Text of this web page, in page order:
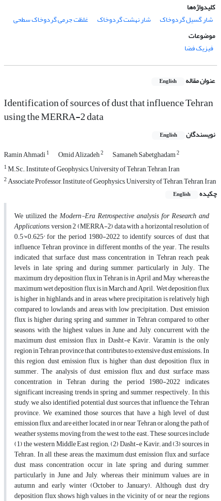
کلیدواژه‌ها
شار گسیل گردوخاک
شار نهشت گردوخاک
غلظت جرمی گردوخاک سطحی
موضوعات
فیزیک فضا
عنوان مقاله English
Identification of sources of dust that influence Tehran
using the MERRA-2 data
نویسندگان English
Ramin Ahmadi1 Omid Alizadeh2 Samaneh Sabetghadam2
1M.Sc., Institute of Geophysics, University of Tehran, Tehran, Iran
2Associate Professor, Institute of Geophysics, University of Tehran, Tehran, Iran
چکیده
English
We utilized theModern-Era Retrospective analysis for Research and
Applications, version 2 (MERRA-2) data with a horizontal resolution of
0.5°×0.625° for the period 1980-2022 to identify sources of dust that
influence Tehran province in different months of the year. The results
indicated that surface dust mass concentration in Tehran reach peak
levels in late spring and during summer, particularly in July. The
maximum dry deposition flux in Tehran is in April and May, whereas the
maximum wet deposition flux is in March and April. Wet deposition flux
is higher in highlands and in areas where precipitation is relatively high
compared to lowlands and areas with low precipitation. Dust emission
flux is higher during spring and summer in Tehran compared to other
seasons, with the highest values in June and July, concurrent with the
maximum dust emission flux in Dasht-e Kavir. Varamin is the only
region in Tehran province that contributes to extensive dust emissions. In
this region, dust emission flux is higher than dust deposition flux in
summer. The analysis of dust emission flux and dust surface mass
concentration in Tehran during the period 1980-2022 indicates
significant increasing trends in spring and summer, respectively. In this
study, we also identified potential dust sources that influence the Tehran
province. We examined those sources that have a high level of dust
emission flux and are either located in or near Tehran or along the path of
weather systems moving from the west to the east. These sources include
(1) the western Middle East region; (2) Dasht-e Kavir; and (3) sources in
Tehran. In all these areas, the maximum dust emission flux and surface
dust mass concentration occur in late spring and during summer,
particularly in June and July, whereas their minimum values are in
autumn and early winter (October to January). Although dust dry
deposition flux shows high values in the vicinity of or near the regions